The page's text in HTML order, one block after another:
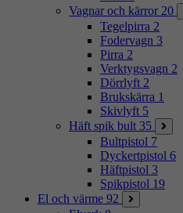
Vagnar och kärror 20
Tegelpirra 2
Fodervagn 3
Pirra 2
Verktygsvagn 2
Dörrlyft 2
Brukskärra 1
Skivlyft 5
Häft spik bult 35
Bultpistol 7
Dyckertpistol 6
Häftpistol 3
Spikpistol 19
El och värme 92